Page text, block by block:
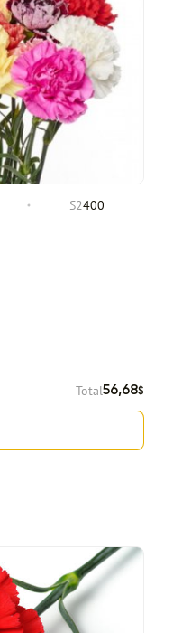
S2400
Total56,68$